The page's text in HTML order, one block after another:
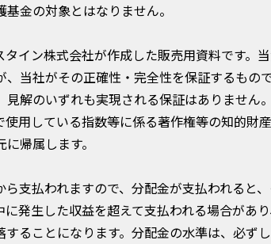
金の対象とはなりません。
イン株式会社が作成した販売用資料です。
当社がその正確性・完全性を保証するもの
解のいずれも実現される保証はありません
用している指数等に係る著作権等の知的財産
帰属します。
支払われますので、分配金が支払われると
発生した収益を超えて支払われる場合があり
ることになります。分配金の水準は、必ず